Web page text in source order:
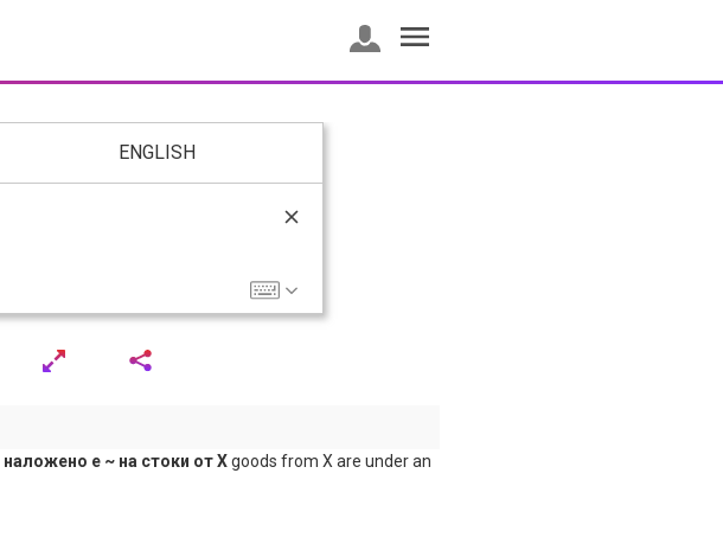
ENGLISH
наложено е ~ на стоки от Хgoods from X are under an